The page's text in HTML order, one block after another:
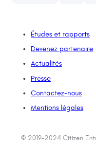
Études et rapports
Devenez partenaire
Actualités
Presse
Contactez-nous
Mentions légales
© 2019-2024 Citizen